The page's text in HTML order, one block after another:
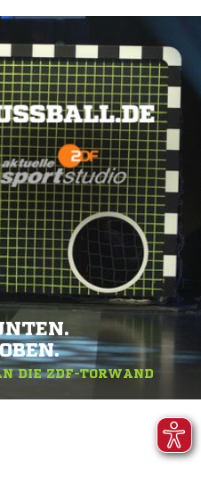
DIE ZDF-TORWAND